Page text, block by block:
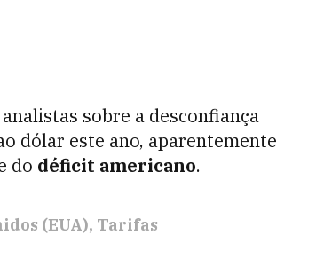
sobre a desconfiança
dólar este ano, aparentemente
do déficit americano.
(EUA) Tarifas